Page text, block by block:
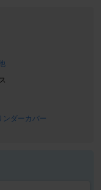
ンダーカバー